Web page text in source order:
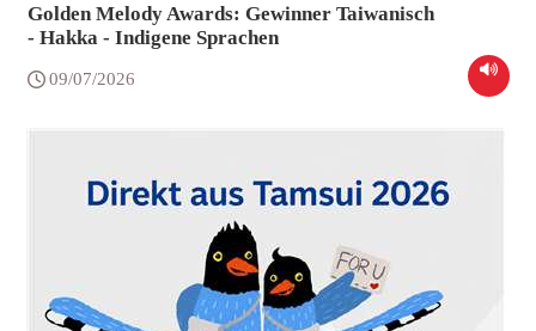
Golden Melody Awards: Gewinner Taiwanisch
- Hakka - Indigene Sprachen
09/07/2026